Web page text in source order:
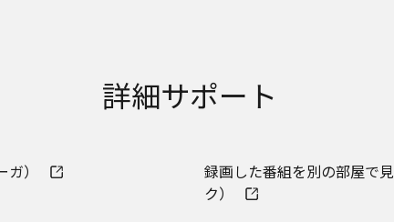
の当社商品の取扱店、または当社サービス会社に直接お問い合わせ
に係わる損害の免責
た場合でも、当社は一切責任を負いませんことをご了承ください
詳細サポート
）
録画した番組を別の部屋で
ク）